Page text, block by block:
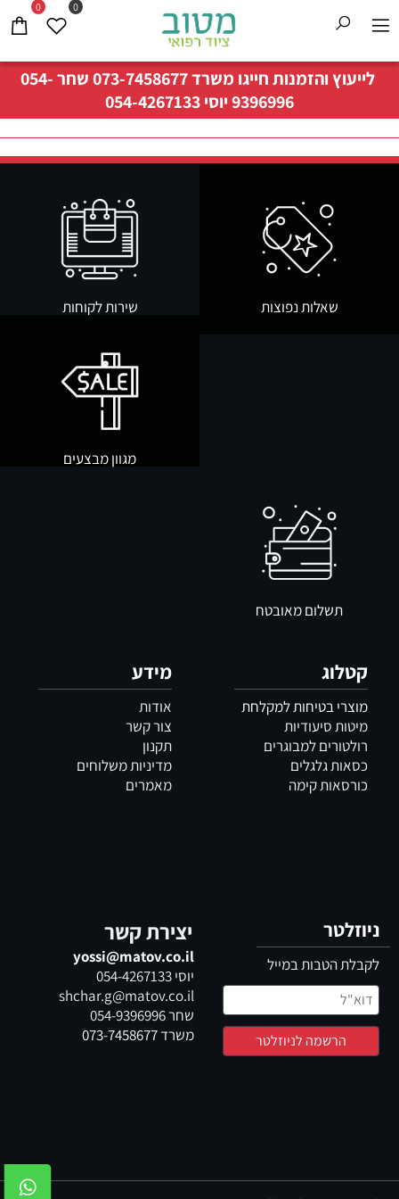
לייעוץ והזמנות חייגו משרד073-7458677שחר054-
9396996יוסי054-4267133
0 0
שאלות נפוצות שירות לקוחות
מגוון מבצעים
תשלום מאובטח
קטלוג
מוצרי בטיחות למקלחת
מיטות סיעודיות
רולטורים למבוגרים
כסאות גלגלים
כורסאות קימה
מידע
אודות
צור קשר
תקנון
מדיניות משלוחים
מאמרים
ניוזלטר
לקבלת הטבות במייל
יצירת קשר
yossi@matov.co.il
יוסי054-4267133
shchar.g@matov.co.il
שחר054-9396996
משרד073-7458677